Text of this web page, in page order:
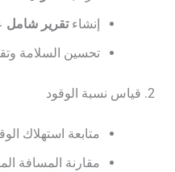
إنشاءتقرير شامل
تحسين السلامة
2. قياس نسبة الوقود
متابعة استهلاك
مقارنة المسافة